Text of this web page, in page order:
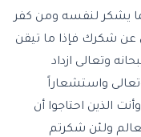
يشكر لنفسه ومن كفر
عن شكرك فإذا ما تيقن
وتعالى ازداد
واستشعاراً
الذين احتاجوا أن
ولئن شكرتم